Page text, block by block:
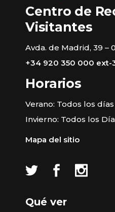
Centro de
Visitantes
Avda. de Madrid, 39 –
+34 920 350 000 ext-
Horarios
Verano: Todos los
Invierno: Todos los
Mapa del sitio
Qué ver